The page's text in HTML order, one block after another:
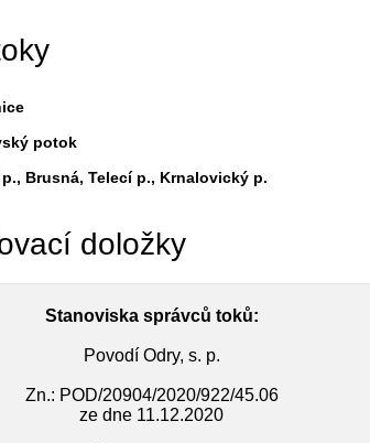
potok
Brusná, Telecí p., Krnalovický p.
doložky
Stanoviska správců toků:
Povodí Odry, s. p.
Zn.: POD/20904/2020/922/45.06
ze dne 11.12.2020